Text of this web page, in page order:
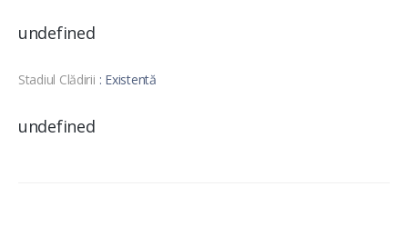
undefined
Stadiul Clădirii : Existentă
undefined